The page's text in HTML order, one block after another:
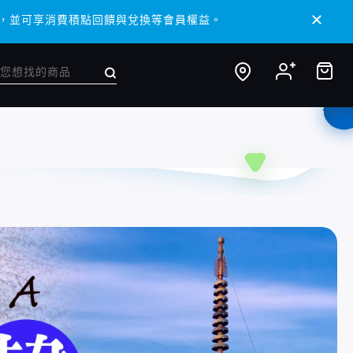
可享消費積點回饋與兌換等會員權益。
可享消費積點回饋與兌換等會員權益。